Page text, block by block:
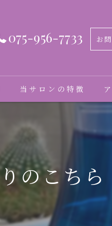
075-956-7733 お
当サロンの特徴
縮毛矯正
ダメージ毛
のこちら